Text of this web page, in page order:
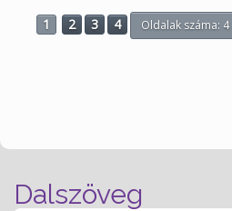
Dalszöveg
1 2 3 4 Oldalak száma: 4